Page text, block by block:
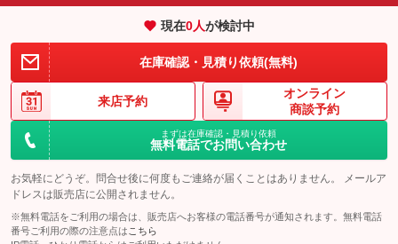
現在0人が検討中
在庫確認・見積り依頼(無料)
来店予約
オンライン
商談予約
まずは在庫確認・見積り依頼
無料電話でお問い合わせ
お気軽にどうぞ。問合せ後に何度もご連絡が届くことはありません。 メールア
ドレスは販売店に公開されません。
※無料電話をご利用の場合は、販売店へお客様の電話番号が通知されます。無料電話
番号ご利用の際の注意点は こちら